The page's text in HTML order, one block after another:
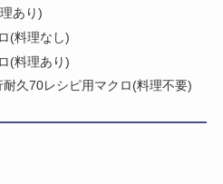
あり)
(料理なし)
(料理あり)
久70レシピ用マクロ(料理不要)